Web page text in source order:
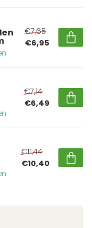
€7,65
€6,95
€7,14
€6,49
€11,44
€10,40